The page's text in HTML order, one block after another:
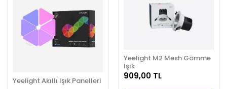
Yeelight Akıllı Işık Panelleri
Yeelight M2 Mesh Gömme
Işık
909,00 TL